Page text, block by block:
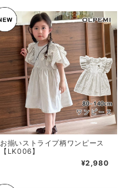
お揃いストライプ柄ワンピース
【LK006】
¥2,980